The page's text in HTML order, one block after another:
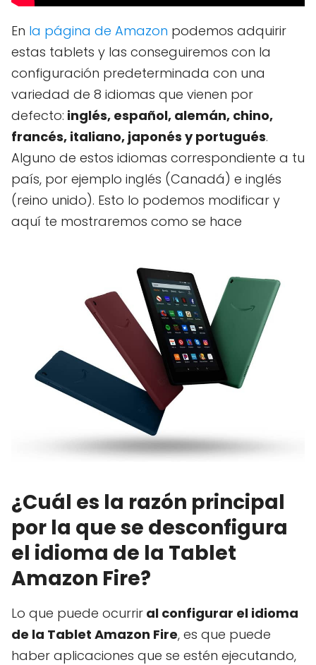
En la página de Amazon podemos adquirir
estas tablets y las conseguiremos con la
configuración predeterminada con una
variedad de 8 idiomas que vienen por
defecto: inglés, español, alemán, chino,
francés, italiano, japonés y portugués.
Alguno de estos idiomas correspondiente a tu
país, por ejemplo inglés (Canadá) e inglés
(reino unido). Esto lo podemos modificar y
aquí te mostraremos como se hace
¿Cuál es la razón principal
por la que se desconfigura
el idioma de la Tablet
Amazon Fire?
Lo que puede ocurrir al configurar el idioma
de la Tablet Amazon Fire, es que puede
haber aplicaciones que se estén ejecutando,